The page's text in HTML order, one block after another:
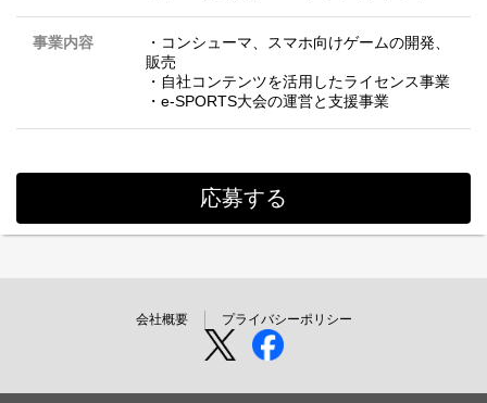
事業内容
・コンシューマ、スマホ向けゲームの開発、
販売
・自社コンテンツを活用したライセンス事業
・e-SPORTS大会の運営と支援事業
応募する
会社概要 プライバシーポリシー